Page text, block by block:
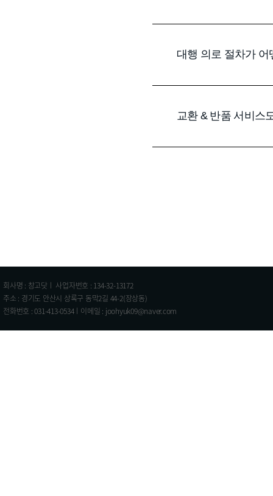
대행 의로 절차가 어
교환 & 반품 서비스
회사명 : 창고닷ㅣ 사업자번호 : 134-32-13172
주소 : 경기도 안산시 상록구 동막2길 44-2(장상동)
전화번호 : 031-413-0534ㅣ이메일 : joohyuk09@naver.com